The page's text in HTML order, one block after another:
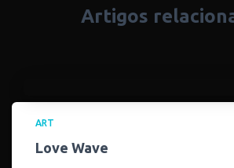
Artigos
ART
Love Wave